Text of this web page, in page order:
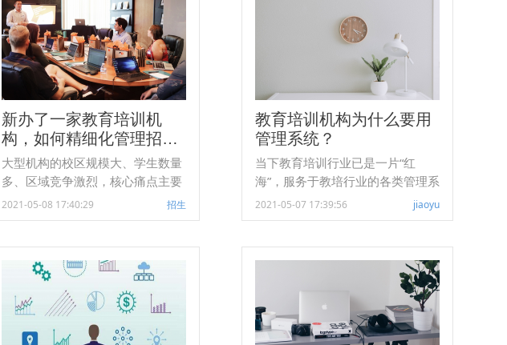
年终大促的连续高压，直播团队常
驻在战争前线，无一刻松懈。电商
直播团队如何在高压环境下的协同
作战？如何确保战略部署精准，执
行无懈可击？日事清作为一款高效
能团队管理专家产品，帮助电商团
队优化直
主管之间交流，底层员工很难接触
全面、一手的资料，导致信息共享
不畅，同时也不利于员工之间交流
在使用日事清之前，他们所有的审
批单全部为纸质，分支店面的员工
首先填写申报单让店长签字，店长
签完寄给总部领导签，如果碰上领
导出差，一周能批下来算短的。而
可能。
新办了一家教育培训机
构，如何精细化管理招生
工作？
大型机构的校区规模大、学生数量
多、区域竞争激烈，核心痛点主要
集中在招生引流、教学授课和管理
场景。 中型机构的优质教学资源不
小微型机构的招生渠道有限、教研
能力弱，核心痛点主要集中在招生
引流和教学授课场景。
2021-05-08 17:40:29 招生
教育培训机构为什么要用
管理系统？
当下教育培训行业已是一片“红
海”，服务于教培行业的各类管理系
统应运而生，那么我们就来说说，
为什么教育培训机构要使用管理系
2021-05-07 17:39:56 jiaoyu